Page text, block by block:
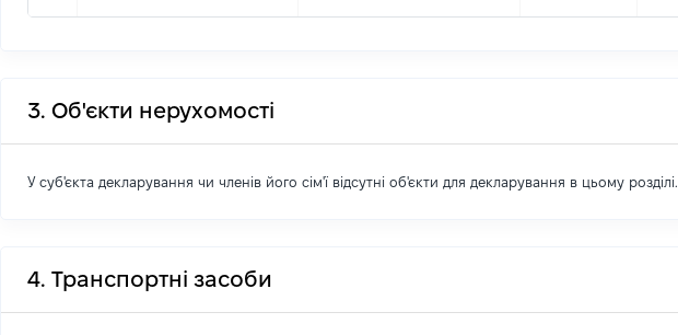
3. Об'єкти нерухомості
У суб'єкта декларування чи членів його сім'ї відсутні об'єкти для декларування в цьому розділі.
4. Транспортні засоби